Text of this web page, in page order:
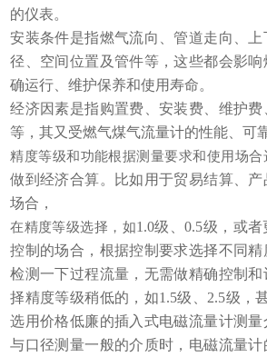
的仪表。
安装条件是指燃气流向、管道走向、
径、空间位置及管件等，这些都会影
确运行、维护保养和使用寿命。
经济因素是指购置费、安装费、维护
等，其又受燃气煤气流量计的性能、可
精度等级和功能根据测量要求和使用场合
做到经济合算。比如用于贸易结算、
场合，
在精度等级选择，如1.0级、0.5级，或
控制的场合，根据控制要求选择不同
检测一下过程流量，无需做精确控制
择精度等级稍低的，如1.5级、2.5级，
选用价格低廉的插入式电磁流量计测
与口径测量一般的介质时，电磁流量计